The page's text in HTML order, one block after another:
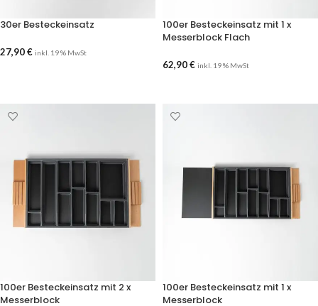
30er Besteckeinsatz
27,90€ inkl. 19 % MwSt
100er Besteckeinsatz mit 1 x
Messerblock Flach
62,90€ inkl. 19 % MwSt
100er Besteckeinsatz mit 2 x
Messerblock
100er Besteckeinsatz mit 1 x
Messerblock